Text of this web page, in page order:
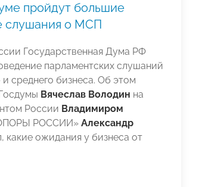
пройдут большие
слушания о МСП
Государственная Дума РФ
парламентских слушаний
среднего бизнеса. Об этом
Вячеслав Володин на
России Владимиром
РОССИИ» Александр
какие ожидания у бизнеса от